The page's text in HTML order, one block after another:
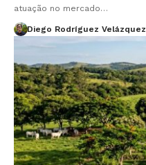
atuação no mercado…
Diego Rodríguez Velázquez